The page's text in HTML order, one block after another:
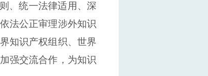
、统一法律适用、深
法公正审理涉外知识
知识产权组织、世界
强交流合作，为知识